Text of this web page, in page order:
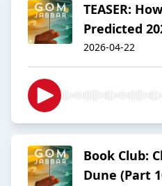
TEASER:
Predicted
2026-04-22
Book Club:
Dune (Part